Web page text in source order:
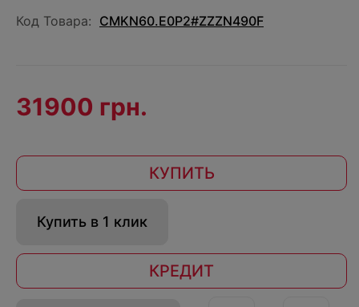
Код Товара: CMKN60.E0P2#ZZZN490F
31900 грн.
КУПИТЬ
Купить в 1 клик
КРЕДИТ